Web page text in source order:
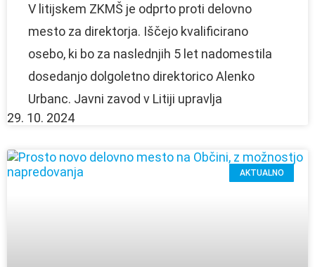
V litijskem ZKMŠ je odprto proti delovno
mesto za direktorja. Iščejo kvalificirano
osebo, ki bo za naslednjih 5 let nadomestila
dosedanjo dolgoletno direktorico Alenko
Urbanc. Javni zavod v Litiji upravlja
29. 10. 2024
AKTUALNO